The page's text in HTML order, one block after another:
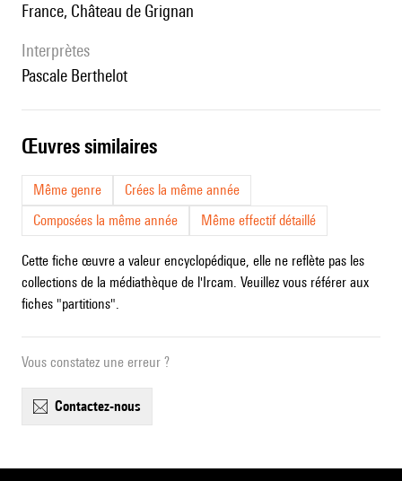
France, Château de Grignan
interprètes
Pascale Berthelot
œuvres similaires
Même genre
Crées la même année
Composées la même année
Même effectif détaillé
Cette fiche œuvre a valeur encyclopédique, elle ne reflète pas les
collections de la médiathèque de l'Ircam. Veuillez vous référer aux
fiches "partitions".
Vous constatez une erreur ?
contactez-nous